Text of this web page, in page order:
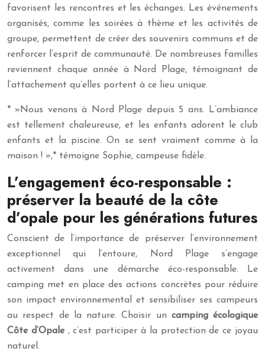
favorisent les rencontres et les échanges. Les événements
organisés, comme les soirées à thème et les activités de
groupe, permettent de créer des souvenirs communs et de
renforcer l’esprit de communauté. De nombreuses familles
reviennent chaque année à Nord Plage, témoignant de
l’attachement qu’elles portent à ce lieu unique.
* »Nous venons à Nord Plage depuis 5 ans. L’ambiance
est tellement chaleureuse, et les enfants adorent le club
enfants et la piscine. On se sent vraiment comme à la
maison ! »,* témoigne Sophie, campeuse fidèle.
L’engagement éco-responsable :
préserver la beauté de la côte
d’opale pour les générations futures
Conscient de l’importance de préserver l’environnement
exceptionnel qui l’entoure, Nord Plage s’engage
activement dans une démarche éco-responsable. Le
camping met en place des actions concrètes pour réduire
son impact environnemental et sensibiliser ses campeurs
au respect de la nature. Choisir un camping écologique
Côte d’Opale , c’est participer à la protection de ce joyau
naturel.